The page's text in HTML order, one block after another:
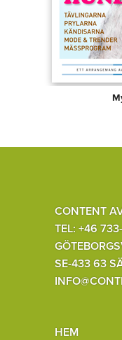
CONTENT
TEL: +46
SE-433 63
HEM